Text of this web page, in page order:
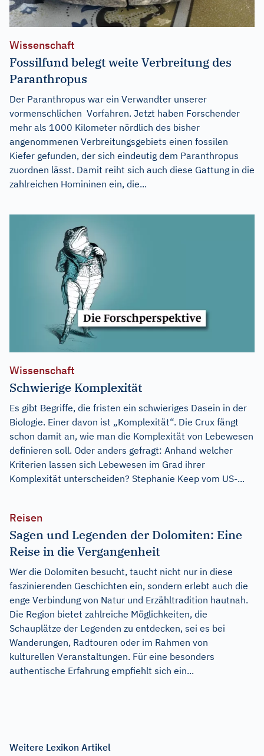
Wissenschaft
Fossilfund belegt weite Verbreitung des
Paranthropus
Der Paranthropus war ein Verwandter unserer
vormenschlichen Vorfahren. Jetzt haben Forschender
mehr als 1000 Kilometer nördlich des bisher
angenommenen Verbreitungsgebiets einen fossilen
Kiefer gefunden, der sich eindeutig dem Paranthropus
zuordnen lässt. Damit reiht sich auch diese Gattung in die
zahlreichen Homininen ein, die...
Wissenschaft
Schwierige Komplexität
Es gibt Begriffe, die fristen ein schwieriges Dasein in der
Biologie. Einer davon ist „Komplexität“. Die Crux fängt
schon damit an, wie man die Komplexität von Lebewesen
definieren soll. Oder anders gefragt: Anhand welcher
Kriterien lassen sich Lebewesen im Grad ihrer
Komplexität unterscheiden? Stephanie Keep vom US-...
Reisen
Sagen und Legenden der Dolomiten: Eine
Reise in die Vergangenheit
Wer die Dolomiten besucht, taucht nicht nur in diese
faszinierenden Geschichten ein, sondern erlebt auch die
enge Verbindung von Natur und Erzähltradition hautnah.
Die Region bietet zahlreiche Möglichkeiten, die
Schauplätze der Legenden zu entdecken, sei es bei
Wanderungen, Radtouren oder im Rahmen von
kulturellen Veranstaltungen. Für eine besonders
authentische Erfahrung empfiehlt sich ein...
Weitere Lexikon Artikel